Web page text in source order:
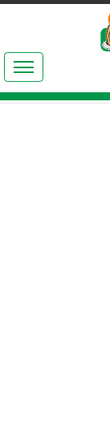
இலக்கியங்கள்
தமிழ் உலகம்